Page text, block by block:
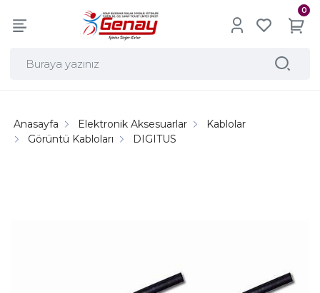
0
Anasayfa Elektronik Aksesuarlar
Kablolar
Görüntü Kabloları
DIGITUS